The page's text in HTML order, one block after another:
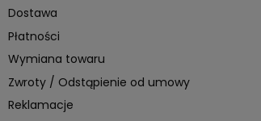
Dostawa
Płatności
Wymiana towaru
Zwroty / Odstąpienie od umowy
Reklamacje